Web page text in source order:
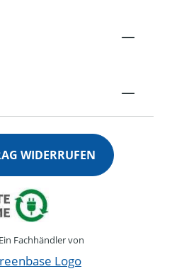
WIDERRUFEN
Ein Fachhändler von